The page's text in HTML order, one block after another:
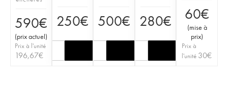
590€
(prix actuel)
Prix à l'unité
196,67€
250€ 500€ 280€ 60€
(mise à
prix)
Prix à
l'unité 30€